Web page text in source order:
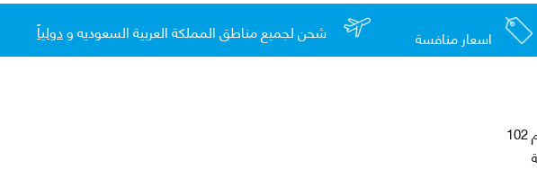
اسعار منافسة شحن لجميع مناطق المملكة العربية السعوديه ودولياً